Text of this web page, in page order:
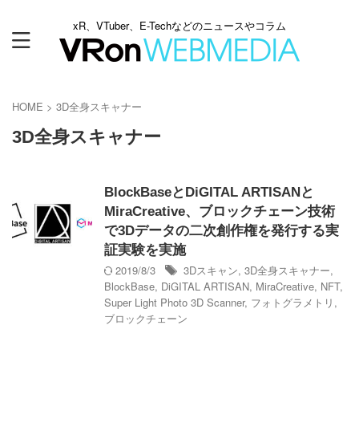
xR、VTuber、E-Techなどのニュースやコラム
HOME > 3D全身スキャナー
3D全身スキャナー
BlockBaseとDiGITAL ARTISANと
MiraCreative、ブロックチェーン技術
で3Dデータの二次創作権を発行する実
証実験を実施
2019/8/3
3Dスキャン, 3D全身スキャナー,
BlockBase, DiGITAL ARTISAN, MiraCreative, NFT,
Super Light Photo 3D Scanner, フォトグラメトリ ,
ブロックチェーン